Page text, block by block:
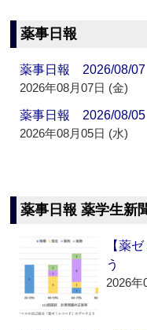
薬事日報
薬事日報 2026/08/07
2026年08月07日 (金)
薬事日報 2026/08/05
2026年08月05日 (水)
薬事日報 薬学生新
【薬
う
2026年